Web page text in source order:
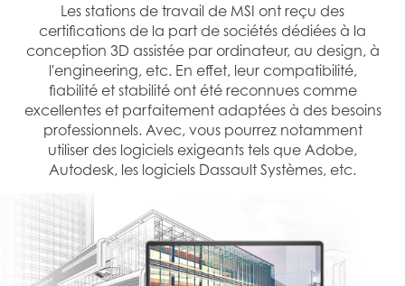
Les stations de travail de MSI ont reçu des
certifications de la part de sociétés dédiées à la
conception 3D assistée par ordinateur, au design, à
l'engineering, etc. En effet, leur compatibilité,
fiabilité et stabilité ont été reconnues comme
excellentes et parfaitement adaptées à des besoins
professionnels. Avec, vous pourrez notamment
utiliser des logiciels exigeants tels que Adobe,
Autodesk, les logiciels Dassault Systèmes, etc.